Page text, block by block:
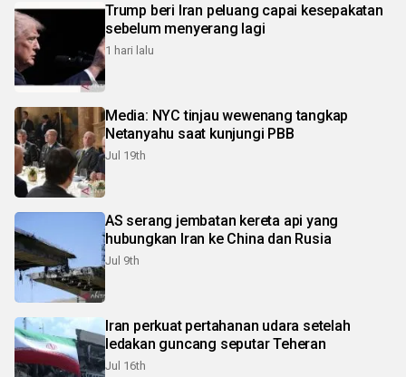
Trump beri Iran peluang capai kesepakatan
sebelum menyerang lagi
1 hari lalu
Media: NYC tinjau wewenang tangkap
Netanyahu saat kunjungi PBB
Jul 19th
AS serang jembatan kereta api yang
hubungkan Iran ke China dan Rusia
Jul 9th
Iran perkuat pertahanan udara setelah
ledakan guncang seputar Teheran
Jul 16th